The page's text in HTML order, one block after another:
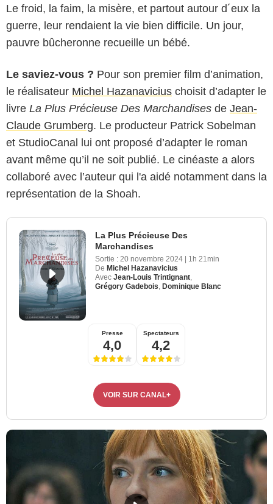
Le froid, la faim, la misère, et partout autour d´eux la
guerre, leur rendaient la vie bien difficile. Un jour,
pauvre bûcheronne recueille un bébé.
Le saviez-vous ? Pour son premier film d’animation,
le réalisateur Michel Hazanavicius choisit d’adapter le
livre La Plus Précieuse Des Marchandises de Jean-
Claude Grumberg. Le producteur Patrick Sobelman
et StudioCanal lui ont proposé d’adapter le roman
avant même qu’il ne soit publié. Le cinéaste a alors
collaboré avec l’auteur qui l'a aidé notamment dans la
représentation de la Shoah.
La Plus Précieuse Des
Marchandises
Sortie : 20 novembre 2024
1h 21min
De Michel Hazanavicius
Avec Jean-Louis Trintignant,
Grégory Gadebois, Dominique Blanc
Presse
4,0
Spectateurs
4,2
VOIR SUR CANAL+